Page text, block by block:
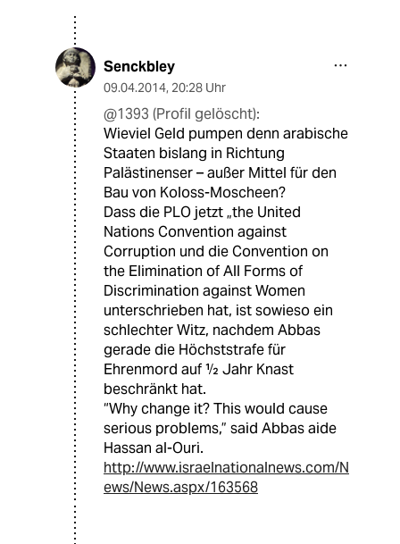
Senckbley
09.04.2014, 20:28 Uhr
@1393 (Profil gelöscht):
Wieviel Geld pumpen denn arabische
Staaten bislang in Richtung
Palästinenser – außer Mittel für den
Bau von Koloss-Moscheen?
Dass die PLO jetzt „the United
Nations Convention against
Corruption und die Convention on
the Elimination of All Forms of
Discrimination against Women
unterschrieben hat, ist sowieso ein
schlechter Witz, nachdem Abbas
gerade die Höchststrafe für
Ehrenmord auf ½ Jahr Knast
beschränkt hat.
“Why change it? This would cause
serious problems,” said Abbas aide
Hassan al-Ouri.
http://www.israelnationalnews.com/N
ews/News.aspx/163568